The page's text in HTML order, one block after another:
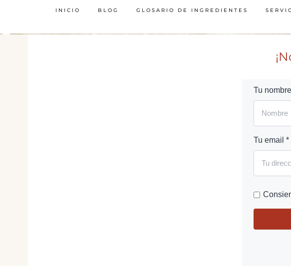
INICIO BLOG GLOSARIO DE INGREDIENTES
Tu
Tu email *